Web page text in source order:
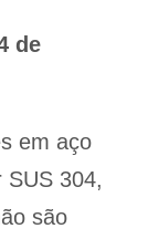
de
em aço
SUS 304,
são